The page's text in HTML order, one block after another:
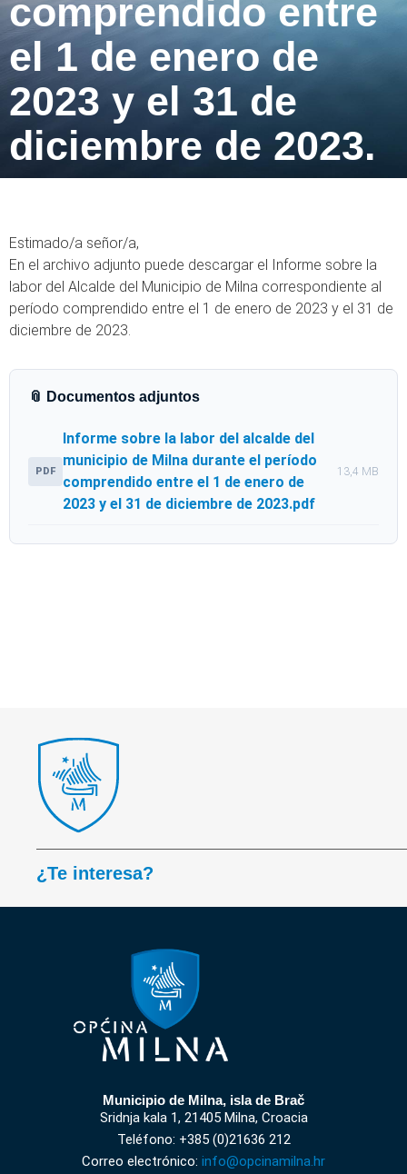
comprendido entre
el 1 de enero de
2023 y el 31 de
diciembre de 2023.
Estimado/a señor/a,
En el archivo adjunto puede descargar el Informe sobre la
labor del Alcalde del Municipio de Milna correspondiente al
período comprendido entre el 1 de enero de 2023 y el 31 de
diciembre de 2023.
📎 Documentos adjuntos
PDF
Informe sobre la labor del alcalde del
municipio de Milna durante el período
comprendido entre el 1 de enero de
2023 y el 31 de diciembre de 2023.pdf
13,4 MB
¿Te interesa?
Municipio de Milna, isla de Brač
Sridnja kala 1, 21405 Milna, Croacia
Teléfono: +385 (0)21636 212
Correo electrónico: info@opcinamilna.hr